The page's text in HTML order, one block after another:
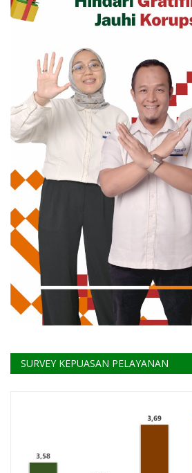
SURVEY KEPUASAN PELAYANAN